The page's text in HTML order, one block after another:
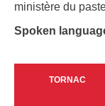
ministère du
Spoken